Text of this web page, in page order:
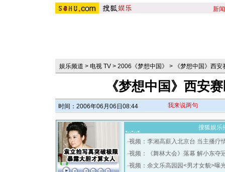
新闻
娱乐频道 > 电视 TV > 2006《梦想中国》 > 《梦想中国》西安
《梦想中国》西安
时间：2006年06月06日08:44 我来说两句
搜狐娱乐
·视频：李湘高薪入北京台 当主播疗
·视频：《舞林大会》落幕 解小东夺
·视频：余文乐高园园<男才女貌>曝